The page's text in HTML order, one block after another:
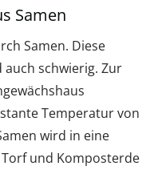
Samen
Samen. Diese
schwierig. Zur
Temperatur von
wird in eine
und Komposterde